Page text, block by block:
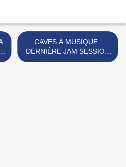
CAVES A MUSIQUE :
DERNIÈRE JAM SESSION
DE LA SAISON. >